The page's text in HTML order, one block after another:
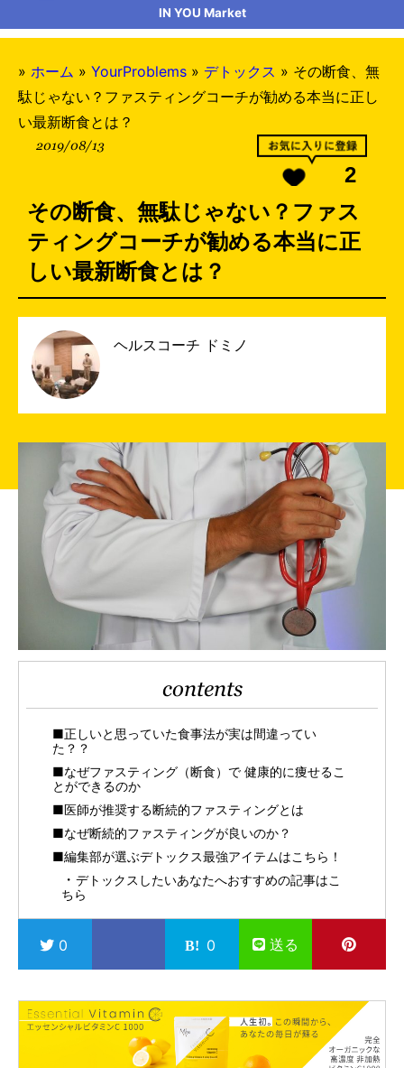
IN YOU Market
» ホーム » YourProblems » デトックス » その断食、無
駄じゃない？ファスティングコーチが勧める本当に正し
い最新断食とは？
2019/08/13
2
その断食、無駄じゃない？ファス
ティングコーチが勧める本当に正
しい最新断食とは？
ヘルスコーチ ドミノ
contents
■正しいと思っていた食事法が実は間違ってい
た？？
■なぜファスティング（断食）で 健康的に痩せるこ
とができるのか
■医師が推奨する断続的ファスティングとは
■なぜ断続的ファスティングが良いのか？
■編集部が選ぶデトックス最強アイテムはこちら！
デトックスしたいあなたへおすすめの記事はこ
ちら
0 0 送る